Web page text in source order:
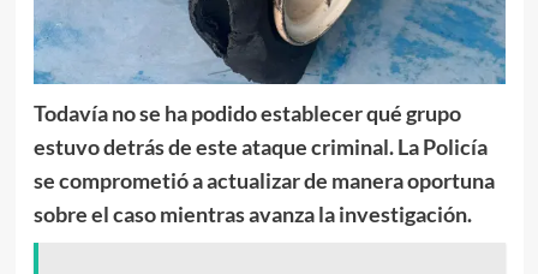
Todavía no se ha podido establecer qué grupo
estuvo detrás de este ataque criminal. La Policía
se comprometió a actualizar de manera oportuna
sobre el caso mientras avanza la investigación.